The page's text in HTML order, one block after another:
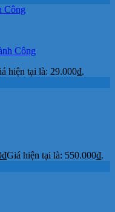
Công
hiện tại là: 29.000₫.
₫Giá hiện tại là: 550.000₫.